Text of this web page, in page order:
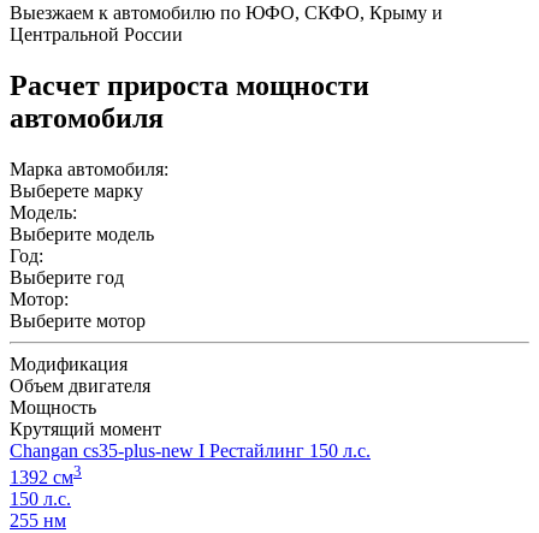
Выезжаем к автомобилю по ЮФО, СКФО, Крыму и
Центральной России
Расчет прироста мощности
автомобиля
Марка автомобиля:
Выберете марку
Модель:
Выберите модель
Год:
Выберите год
Мотор:
Выберите мотор
Модификация
Объем двигателя
Мощность
Крутящий момент
Changan cs35-plus-new I Рестайлинг 150 л.с.
1392 см3
150 л.с.
255 нм